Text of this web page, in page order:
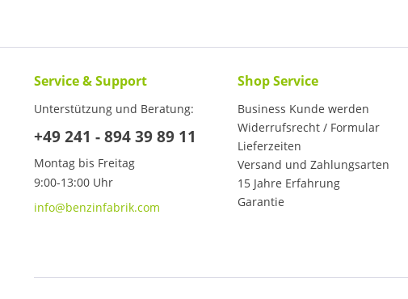
Service & Support
Unterstützung und Beratung:
+49 241 - 894 39 89 11
Montag bis Freitag
9:00-13:00 Uhr
info@benzinfabrik.com
Shop Service
Business Kunde werden
Widerrufsrecht / Formular
Lieferzeiten
Versand und Zahlungsarten
15 Jahre Erfahrung
Garantie